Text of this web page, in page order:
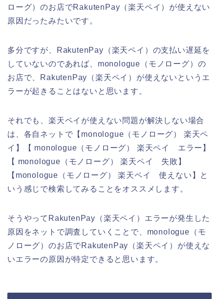
ローグ）のお店でRakutenPay（楽天ペイ）が使えない
原因だったみたいです。
多分ですが、RakutenPay（楽天ペイ）の支払い遅延を
していないのであれば、monologue（モノローグ）の
お店で、RakutenPay（楽天ペイ）が使えないというエ
ラーが起きることはないと思います。
それでも、楽天ペイが使えない問題が解決しない場合
は、各自ネットで【monologue（モノローグ） 楽天ペ
イ】【 monologue（モノローグ） 楽天ペイ エラー】
【 monologue（モノローグ） 楽天ペイ 失敗】
【monologue（モノローグ） 楽天ペイ 使えない】と
いう感じで検索してみることをオススメします。
そうやってRakutenPay（楽天ペイ）エラーが発生した
原因をネットで調査していくことで、monologue（モ
ノローグ）のお店でRakutenPay（楽天ペイ）が使えな
いエラーの原因が特定できると思います。